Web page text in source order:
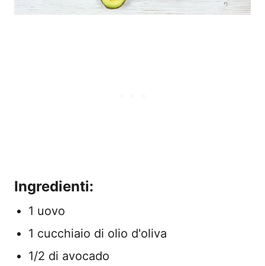
Ingredienti:
1 uovo
1 cucchiaio di olio d'oliva
1/2 di avocado